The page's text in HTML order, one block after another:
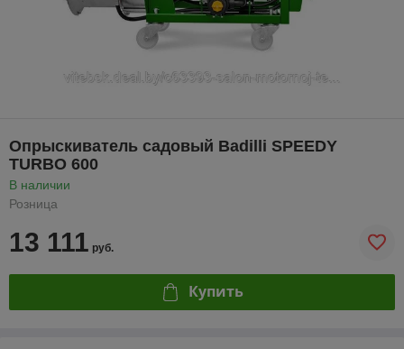
Опрыскиватель садовый Badilli SPEEDY
TURBO 600
В наличии
Розница
13 111 руб.
Купить